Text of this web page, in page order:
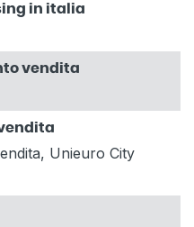
in italia
vendita
Unieuro City